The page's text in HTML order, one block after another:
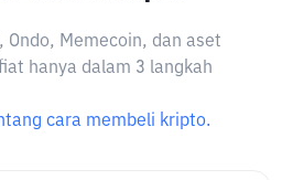
Ondo, Memecoin, dan aset
hanya dalam 3 langkah
cara membeli kripto.